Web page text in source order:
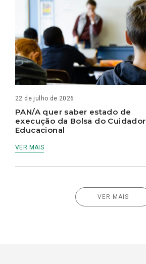
22 de julho de 2026
PAN/A quer saber estado de
execução da Bolsa do Cuidador
Educacional
VER MAIS
VER MAIS